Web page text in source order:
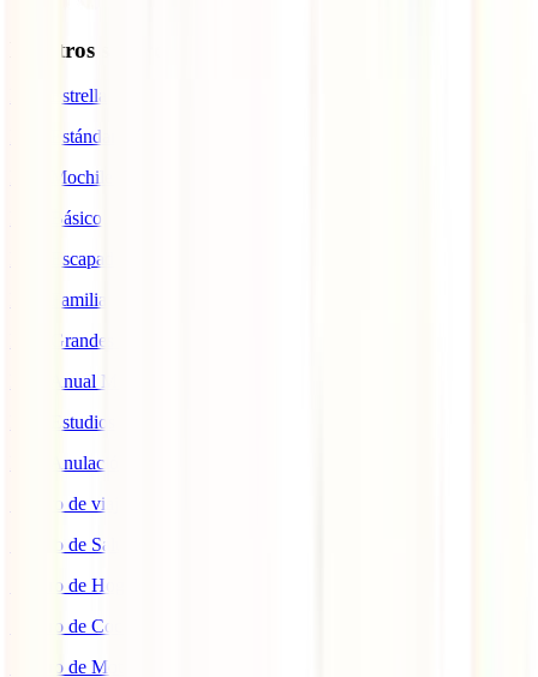
Nuestros seguros
IATI Estrella
IATI Estándar
IATI Mochilero
IATI Básico
IATI Escapadas
IATI Familia
IATI Grandes Viajeros
IATI Anual Multiviaje
IATI Estudios
IATI Anulación Premium
Seguro de viaje COVID
Seguro de Salud
Seguro de Hogar
Seguro de Coche
Seguro de Moto